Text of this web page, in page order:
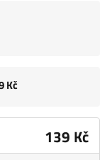
139 Kč
Kč